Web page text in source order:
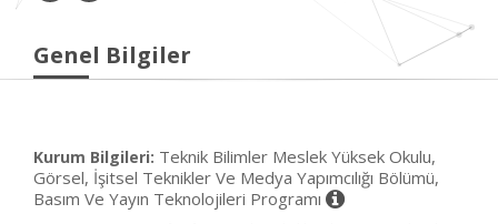
Genel Bilgiler
Kurum Bilgileri: Teknik Bilimler Meslek Yüksek Okulu,
Görsel, İşitsel Teknikler Ve Medya Yapımcılığı Bölümü,
Basım Ve Yayın Teknolojileri Programı